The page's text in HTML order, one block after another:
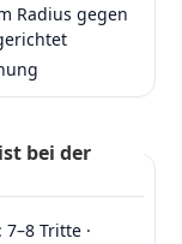
Radius gegen
bei der
Tritte ·